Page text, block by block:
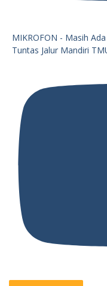
MIKROFON - Masih
Tuntas Jalur Mandiri